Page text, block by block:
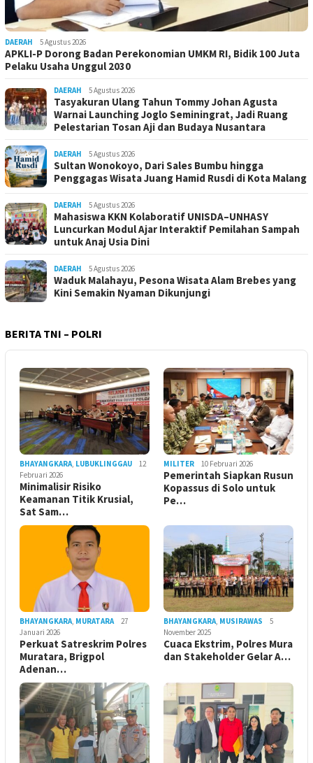
DAERAH 5 Agustus 2026
APKLI-P Dorong Badan Perekonomian UMKM RI, Bidik 100 Juta
Pelaku Usaha Unggul 2030
DAERAH 5 Agustus 2026
Tasyakuran Ulang Tahun Tommy Johan Agusta
Warnai Launching Joglo Seminingrat, Jadi Ruang
Pelestarian Tosan Aji dan Budaya Nusantara
DAERAH 5 Agustus 2026
Sultan Wonokoyo, Dari Sales Bumbu hingga
Penggagas Wisata Juang Hamid Rusdi di Kota Malang
DAERAH 5 Agustus 2026
Mahasiswa KKN Kolaboratif UNISDA–UNHASY
Luncurkan Modul Ajar Interaktif Pemilahan Sampah
untuk Anaj Usia Dini
DAERAH 5 Agustus 2026
Waduk Malahayu, Pesona Wisata Alam Brebes yang
Kini Semakin Nyaman Dikunjungi
BERITA TNI – POLRI
BHAYANGKARA, LUBUKLINGGAU
12
Februari 2026
Minimalisir Risiko
Keamanan Titik Krusial,
Sat Sam…
MILITER 10 Februari 2026
Pemerintah Siapkan Rusun
Kopassus di Solo untuk
Pe…
BHAYANGKARA, MURATARA
27
Januari 2026
Perkuat Satreskrim Polres
Muratara, Brigpol
Adenan…
BHAYANGKARA, MUSIRAWAS
5
November 2025
Cuaca Ekstrim, Polres Mura
dan Stakeholder Gelar A…